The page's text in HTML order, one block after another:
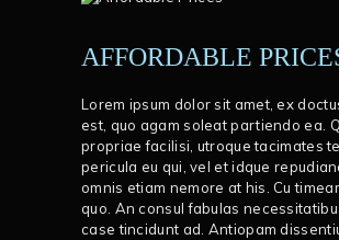
AFFORDABLE
Lorem ipsum dolor sit amet, ex
est, quo agam soleat partiendo ea.
propriae facilisi, utroque tacimates
pericula eu qui, vel et idque
omnis etiam nemore at his. Cu
quo. An consul fabulas
case tincidunt ad. Antiopam